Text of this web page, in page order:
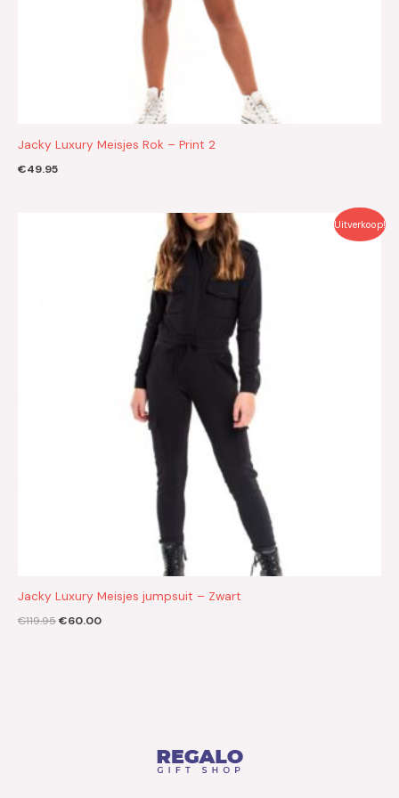
Jacky Luxury Meisjes Rok – Print 2
€49.95
Uitverkoop!
Jacky Luxury Meisjes jumpsuit – Zwart
€119.95€60.00